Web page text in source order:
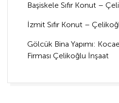
Başiskele Sıfır Konut –
İzmit Sıfır Konut –
Gölcük Bina Yapımı:
Firması Çelikoğlu İnşaat